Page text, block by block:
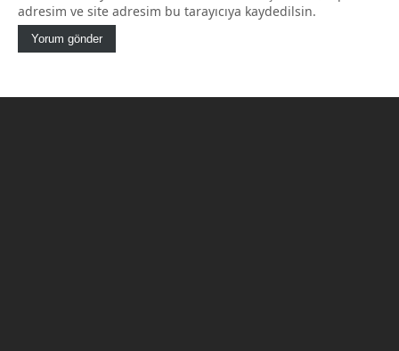
adresim ve site adresim bu tarayıcıya kaydedilsin.